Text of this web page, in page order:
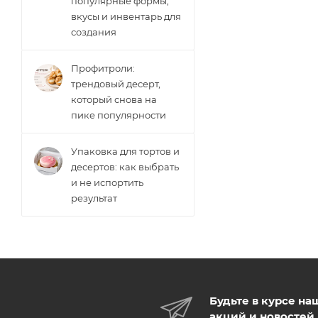
вкусы и инвентарь для
создания
Профитроли:
трендовый десерт,
который снова на
пике популярности
Упаковка для тортов и
десертов: как выбрать
и не испортить
результат
Будьте в курсе